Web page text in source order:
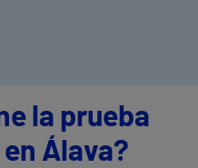
la prueba
Álava?